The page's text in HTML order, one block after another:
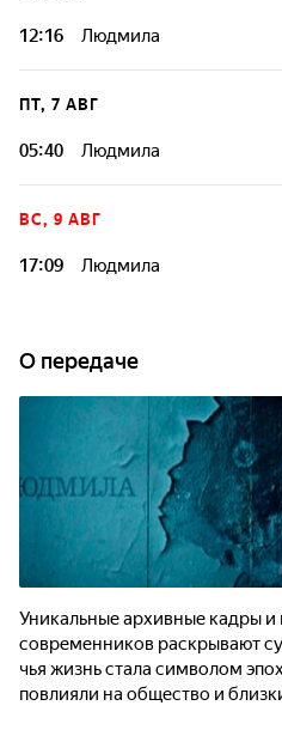
12:16 Людмила
ПТ, 7 АВГ
05:40 Людмила
ВС, 9 АВГ
17:09 Людмила
О передаче
Уникальные архивные кадры
современников раскрывают
чья жизнь стала символом
повлияли на общество и